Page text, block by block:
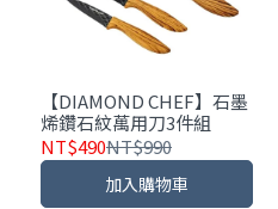
【DIAMOND CHEF】石墨
烯鑽石紋萬用刀3件組
NT$490NT$990
加入購物車